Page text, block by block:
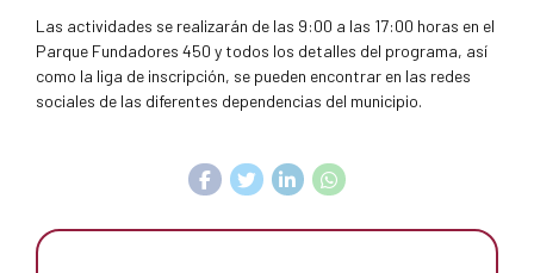
Las actividades se realizarán de las 9:00 a las 17:00 horas en el
Parque Fundadores 450 y todos los detalles del programa, así
como la liga de inscripción, se pueden encontrar en las redes
sociales de las diferentes dependencias del municipio.